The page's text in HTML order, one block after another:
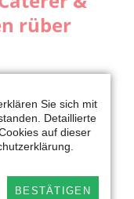
rüber
breiten
Doch
Bereiche.
geschlossen, Volks-
Sie sich mit
Detaillierte
auf dieser
BESTÄTIGEN